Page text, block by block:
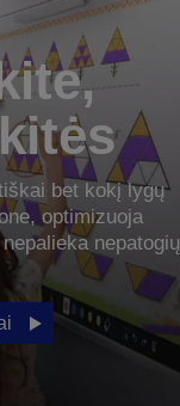
bet kokį lygų
optimizuoja
nepatogių